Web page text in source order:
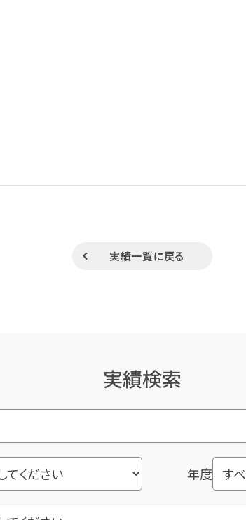
実績一覧に戻る
実績検索
年度